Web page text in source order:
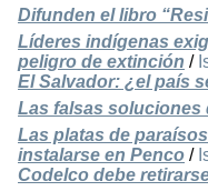
Difunden el libro
Líderes indígenas
peligro de extinción /
El Salvador: ¿el país
Las falsas soluciones
Las platas de
instalarse en Penco /
Codelco debe